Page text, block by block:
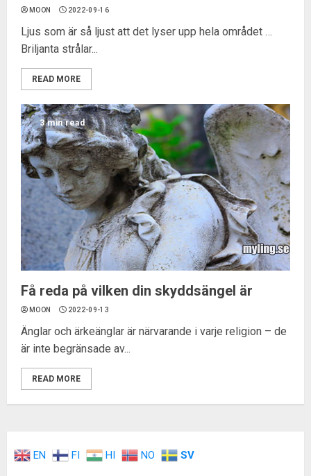
MOON 2022-09-16
Ljus som är så ljust att det lyser upp hela området …
Briljanta strålar...
READ MORE
3 min read
Få reda på vilken din skyddsängel är
MOON 2022-09-13
Änglar och ärkeänglar är närvarande i varje religion – de
är inte begränsade av...
READ MORE
EN FI HI NO SV